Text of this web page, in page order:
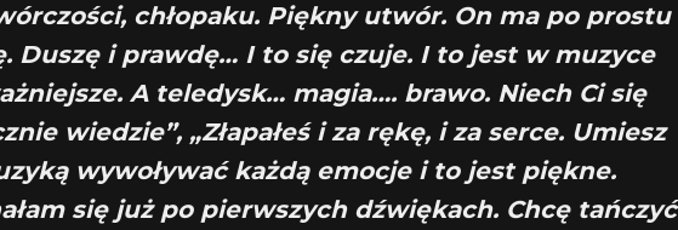
chłopaku. Piękny utwór. On ma po prostu
Duszę i prawdę… I to się czuje. I to jest w muzyce
A teledysk… magia…. brawo. Niech Ci się
wiedzie”, „Złapałeś i za rękę, i za serce. Umiesz
wywoływać każdą emocje i to jest piękne.
się już po pierwszych dźwiękach. Chcę tańczyć